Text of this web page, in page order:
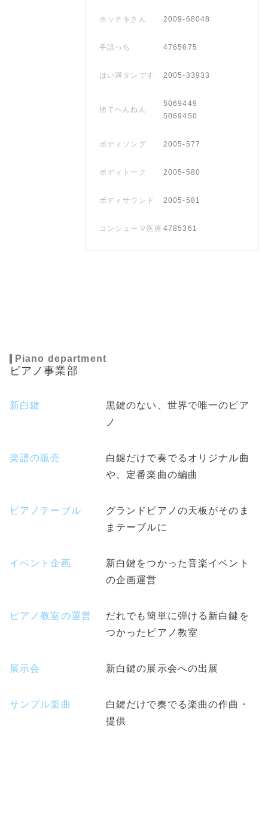
ホッチキさん 2009-68048
手話っち 4765675
はい満タンです 2005-33933
捨てへんねん
5069449
5069450
ボディソング 2005-577
ボディトーク 2005-580
ボディサウンド 2005-581
コンシューマ医療 4785361
Piano department
ピアノ事業部
新白鍵
黒鍵のない、世界で唯一のピア
ノ
楽譜の販売
白鍵だけで奏でるオリジナル曲
や、定番楽曲の編曲
ピアノテーブル
グランドピアノの天板がそのま
まテーブルに
イベント企画
新白鍵をつかった音楽イベント
の企画運営
ピアノ教室の運営
だれでも簡単に弾ける新白鍵を
つかったピアノ教室
展示会 新白鍵の展示会への出展
サンプル楽曲
白鍵だけで奏でる楽曲の作曲・
提供